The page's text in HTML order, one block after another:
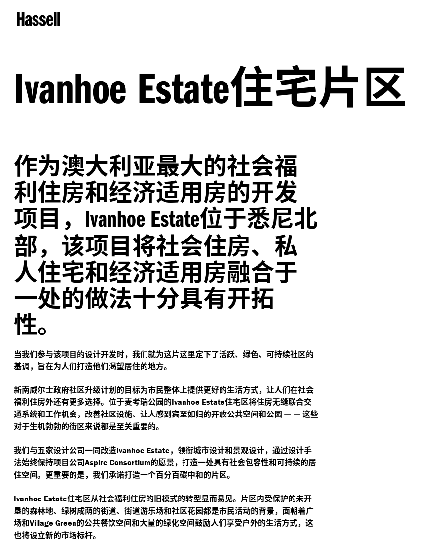
Ivanhoe Estate住宅片区
作为澳大利亚最大的社会福
利住房和经济适用房的开发
项目， Ivanhoe Estate位于悉尼北
部，该项目将社会住房、私
人住宅和经济适用房融合于
一处的做法十分具有开拓
性。
当我们参与该项目的设计开发时，我们就为这片这里定下了活跃、绿色、可持续社区的
基调，旨在为人们打造他们渴望居住的地方。
新南威尔士政府社区升级计划的目标为市民整体上提供更好的生活方式，让人们在社会
福利住房外还有更多选择。位于麦考瑞公园的Ivanhoe Estate住宅区将住房无缝联合交
通系统和工作机会，改善社区设施、让人感到宾至如归的开放公共空间和公园 — —这些
对于生机勃勃的街区来说都是至关重要的。
我们与五家设计公司一同改造Ivanhoe Estate ，领衔城市设计和景观设计，通过设计手
法始终保持项目公司Aspire Consortium的愿景，打造一处具有社会包容性和可持续的居
住空间。更重要的是，我们承诺打造一个百分百碳中和的片区。
Ivanhoe Estate住宅区从社会福利住房的旧模式的转型显而易见。片区内受保护的未开
垦的森林地、绿树成荫的街道、街道游乐场和社区花园都是市民活动的背景，面朝着广
场和Village Green的公共餐饮空间和大量的绿化空间鼓励人们享受户外的生活方式，这
也将设立新的市场标杆。